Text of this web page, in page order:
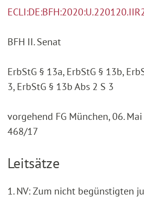
BFH II. Senat
ErbStG § 13a, ErbStG § 13b,
3, ErbStG § 13b Abs 2 S 3
vorgehend FG München, 06.
468/17
Leitsätze
1. NV: Zum nicht begünstigten